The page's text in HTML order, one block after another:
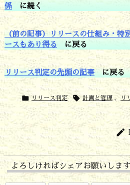
が
し
き
い
時
の
特
別
採
係 に続く
（前の記事）リリースの仕組み・特
ースもあり得る に戻る
リリース判定の先頭の記事に戻る
 リリース判定  計画と管理 , リ

よろしければシェアお願いします